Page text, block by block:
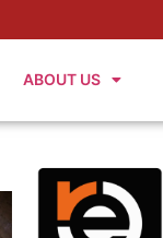
ABOUT US